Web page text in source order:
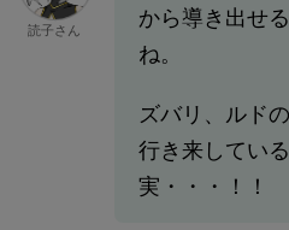
読子さん
から導き出せ
ね。
ズバリ、ルド
行き来してい
実・・・！！